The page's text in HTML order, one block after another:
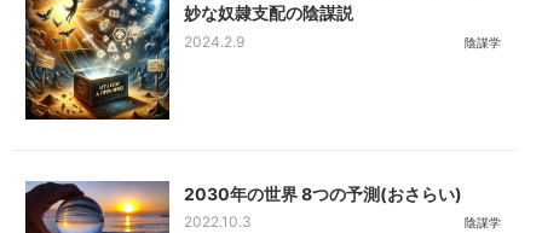
妙な奴隷支配の陰謀説
2024.2.9 陰謀学
2030年の世界 8つの予測(おさらい)
2022.10.3 陰謀学